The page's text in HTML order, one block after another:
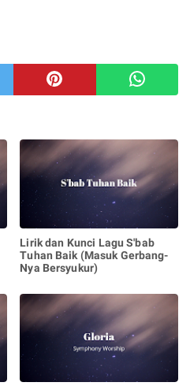
Lirik dan Kunci Lagu S'bab
Tuhan Baik (Masuk Gerbang-
Nya Bersyukur)